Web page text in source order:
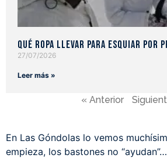
Qué ropa llevar para esquiar por
27/07/2026
Leer más »
« Anterior
En Las Góndolas lo vemos
empieza, los bastones no “ayudan”…